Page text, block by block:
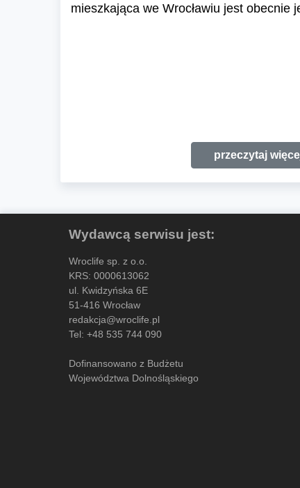
mieszkająca we Wrocławiu jest obecnie
przeczytaj
Wydawcą serwisu jest:
Wroclife sp. z o.o.
KRS: 0000613062
ul. Kwidzyńska 6E
51-416 Wrocław
redakcja@wroclife.pl
Tel: +48 535 744 090
Dofinansowano z Budżetu
Województwa Dolnośląskiego